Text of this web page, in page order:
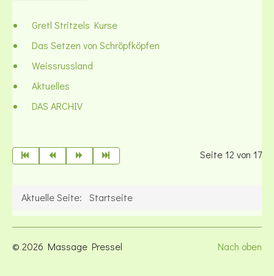
Gretl Stritzels Kurse
Das Setzen von Schröpfköpfen
Weissrussland
Aktuelles
DAS ARCHIV
Seite 12 von 17
Aktuelle Seite: Startseite
Nach oben
© 2026 Massage Pressel